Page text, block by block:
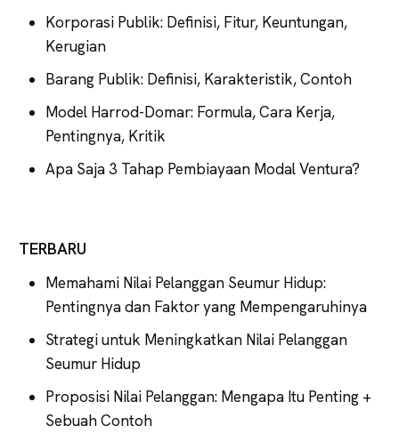
Korporasi Publik: Definisi, Fitur, Keuntungan,
Kerugian
Barang Publik: Definisi, Karakteristik, Contoh
Model Harrod-Domar: Formula, Cara Kerja,
Pentingnya, Kritik
Apa Saja 3 Tahap Pembiayaan Modal Ventura?
TERBARU
Memahami Nilai Pelanggan Seumur Hidup:
Pentingnya dan Faktor yang Mempengaruhinya
Strategi untuk Meningkatkan Nilai Pelanggan
Seumur Hidup
Proposisi Nilai Pelanggan: Mengapa Itu Penting +
Sebuah Contoh